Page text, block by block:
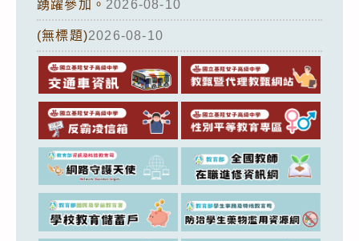
踴躍參加。 2026-08-10
(無標題)2026-08-10